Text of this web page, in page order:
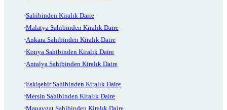
Sahibinden Kiralık Daire
Malatya Sahibinden Kiralık Daire
Ankara Sahibinden Kiralık Daire
Konya Sahibinden Kiralık Daire
Antalya Sahibinden Kiralık Daire
Eskişehir Sahibinden Kiralık Daire
Mersin Sahibinden Kiralık Daire
Manavgat Sahibinden Kiralık Daire